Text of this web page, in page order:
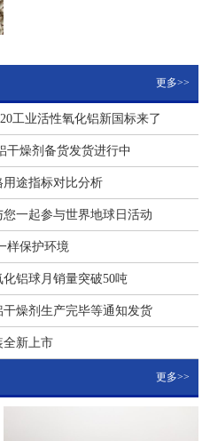
更多>>
工业活性氧化铝新国标来了
干燥剂备货发货进行中
途指标对比分析
一起参与世界地球日活动
样保护环境
铝球月销量突破50吨
燥剂生产完毕等通知发货
全新上市
更多>>